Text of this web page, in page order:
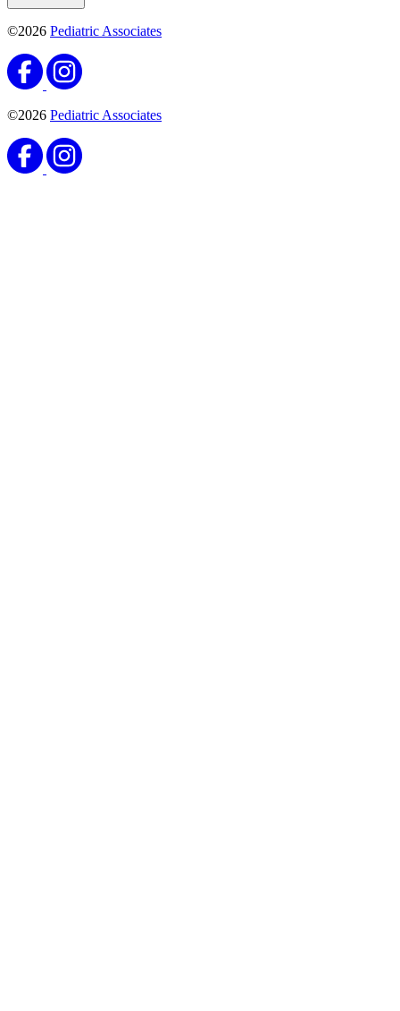
©2026 Pediatric Associates
©2026 Pediatric Associates